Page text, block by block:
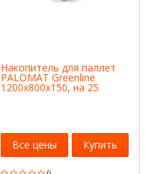
Накопитель для паллет
PALOMAT Greenline
1200x800x150, на 25
паллет 152101
Все цены Купить